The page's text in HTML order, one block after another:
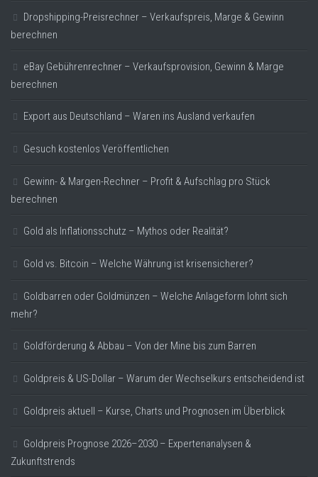
Dropshipping-Preisrechner – Verkaufspreis, Marge & Gewinn
berechnen
eBay Gebührenrechner – Verkaufsprovision, Gewinn & Marge
berechnen
Export aus Deutschland – Waren ins Ausland verkaufen
Gesuch kostenlos Veröffentlichen
Gewinn- & Margen-Rechner – Profit & Aufschlag pro Stück
berechnen
Gold als Inflationsschutz – Mythos oder Realität?
Gold vs. Bitcoin – Welche Währung ist krisensicherer?
Goldbarren oder Goldmünzen – Welche Anlageform lohnt sich
mehr?
Goldförderung & Abbau – Von der Mine bis zum Barren
Goldpreis & US-Dollar – Warum der Wechselkurs entscheidend ist
Goldpreis aktuell – Kurse, Charts und Prognosen im Überblick
Goldpreis Prognose 2026–2030 – Expertenanalysen &
Zukunftstrends